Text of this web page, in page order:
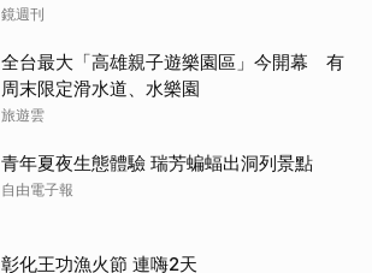
喝到讓人想再來
鏡週刊
全台最大「高雄親子遊樂園區」今開幕 有
周末限定滑水道、水樂園
旅遊雲
青年夏夜生態體驗 瑞芳蝙蝠出洞列景點
自由電子報
彰化王功漁火節 連嗨2天